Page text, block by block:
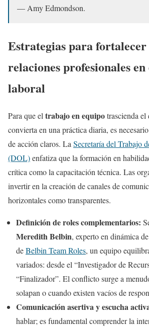
— Amy Edmondson.
Estrategias para fortalecer
relaciones profesionales
laboral
Para que eltrabajo en equipotrascienda
convierta en una práctica diaria, es
de acción claros. LaSecretaría del Trabajo
(DOL)enfatiza que la formación en
crítica como la capacitación técnica. Las
invertir en la creación de canales de
horizontales como transparentes.
Definición de roles complementarios:
Meredith Belbin, experto en dinámica
deBelbin Team Roles, un equipo
variados: desde el “Investigador de
“Finalizador”. El conflicto surge a
solapan o cuando existen vacíos de
Comunicación asertiva y escucha
hablar; es fundamental comprender la